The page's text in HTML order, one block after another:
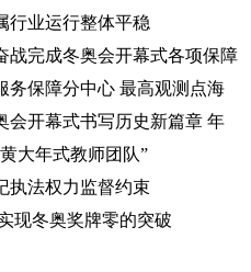
行业运行整体平稳
战完成冬奥会开幕式各项保障
务保障分中心 最高观测点海
会开幕式书写历史新篇章 年
大年式教师团队”
执法权力监督约束
现冬奥奖牌零的突破